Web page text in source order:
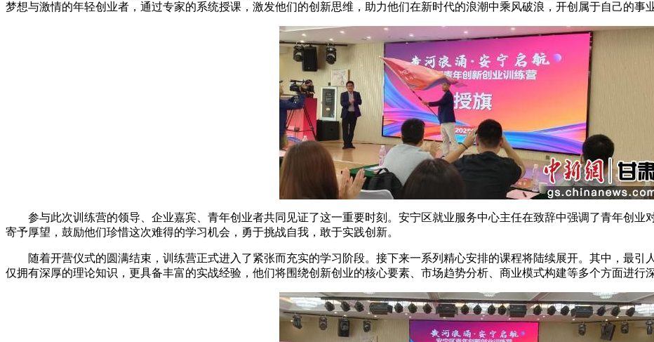
梦想与激情的年轻创业者，通过专家的系统授课，激发他们的创新思维，助力他们在新时代的浪潮中乘风破浪，开创属于自己的事业
参与此次训练营的领导、企业嘉宾、青年创业者共同见证了这一重要时刻。安宁区就业服务中心主任在致辞中强调了青年创业
寄予厚望，鼓励他们珍惜这次难得的学习机会，勇于挑战自我，敢于实践创新。
随着开营仪式的圆满结束，训练营正式进入了紧张而充实的学习阶段。接下来一系列精心安排的课程将陆续展开。其中，最引
仅拥有深厚的理论知识，更具备丰富的实战经验，他们将围绕创新创业的核心要素、市场趋势分析、商业模式构建等多个方面进行